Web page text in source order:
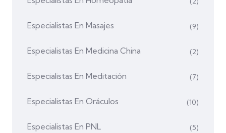
Especialistas En Masajes (9)
Especialistas En Medicina China (2)
Especialistas En Meditación (7)
Especialistas En Oráculos (10)
Especialistas En PNL (5)